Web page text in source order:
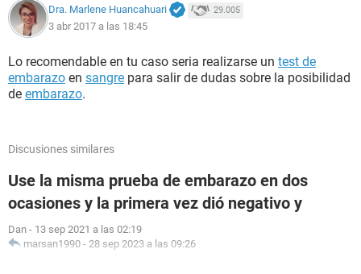
Dra. Marlene Huancahuari 29.005
3 abr 2017 a las 18:45
Lo recomendable en tu caso seria realizarse un test de
embarazo en sangre para salir de dudas sobre la posibilidad
de embarazo.
Discusiones similares
Use la misma prueba de embarazo en dos
ocasiones y la primera vez dió negativo y
Dan - 13 sep 2021 a las 02:19
marsan1990 - 28 sep 2023 a las 09:26